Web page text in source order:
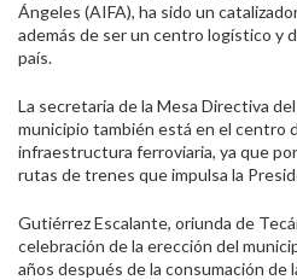
Ángeles (AIFA), ha sido un
además de ser un centro logístico y
país.
La secretaria de la Mesa Directiva
municipio también está en el centro
infraestructura ferroviaria, ya que
rutas de trenes que impulsa la
Gutiérrez Escalante, oriunda de
celebración de la erección del
años después de la consumación de